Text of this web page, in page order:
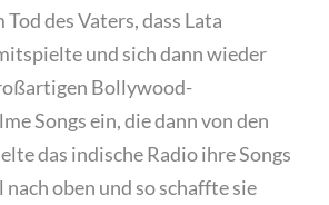
des Vaters, dass Lata
und sich dann wieder
Bollywood-
Songs ein, die dann von den
das indische Radio ihre Songs
oben und so schaffte sie